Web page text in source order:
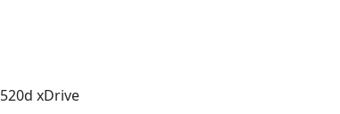
520d xDrive